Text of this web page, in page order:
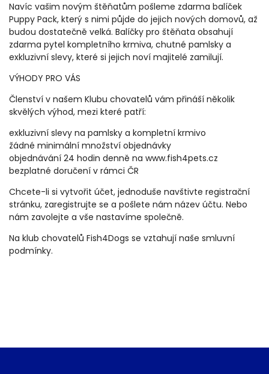
Navíc vašim novým štěňatům pošleme zdarma balíček
Puppy Pack, který s nimi půjde do jejich nových domovů, až
budou dostatečně velká. Balíčky pro štěňata obsahují
zdarma pytel kompletního krmiva, chutné pamlsky a
exkluzivní slevy, které si jejich noví majitelé zamilují.
VÝHODY PRO VÁS
Členství v našem Klubu chovatelů vám přináší několik
skvělých výhod, mezi které patří:
exkluzivní slevy na pamlsky a kompletní krmivo
žádné minimální množství objednávky
objednávání 24 hodin denně na www.fish4pets.cz
bezplatné doručení v rámci ČR
Chcete-li si vytvořit účet, jednoduše navštivte registrační
stránku, zaregistrujte se a pošlete nám název účtu. Nebo
nám zavolejte a vše nastavíme společně.
Na klub chovatelů Fish4Dogs se vztahují naše smluvní
podmínky.